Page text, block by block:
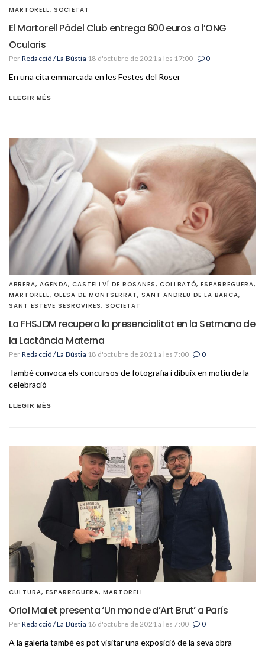
MARTORELL, SOCIETAT
El Martorell Pàdel Club entrega 600 euros a l’ONG
Ocularis
Per Redacció / La Bústia 18 d'octubre de 2021 a les 17:00 0
En una cita emmarcada en les Festes del Roser
LLEGIR MÉS
ABRERA, AGENDA, CASTELLVÍ DE ROSANES, COLLBATÓ, ESPARREGUERA,
MARTORELL, OLESA DE MONTSERRAT, SANT ANDREU DE LA BARCA,
SANT ESTEVE SESROVIRES, SOCIETAT
La FHSJDM recupera la presencialitat en la Setmana de
la Lactància Materna
Per Redacció / La Bústia 18 d'octubre de 2021 a les 7:00 0
També convoca els concursos de fotografia i dibuix en motiu de la
celebració
LLEGIR MÉS
CULTURA, ESPARREGUERA, MARTORELL
Oriol Malet presenta ‘Un monde d’Art Brut’ a París
Per Redacció / La Bústia 16 d'octubre de 2021 a les 7:00 0
A la galeria també es pot visitar una exposició de la seva obra